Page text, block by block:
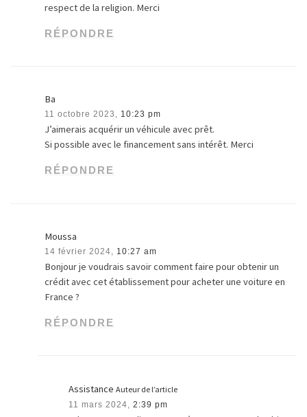
respect de la religion. Merci
RÉPONDRE
Ba
11 octobre 2023, 10:23 pm
J’aimerais acquérir un véhicule avec prêt.
Si possible avec le financement sans intérêt. Merci
RÉPONDRE
Moussa
14 février 2024, 10:27 am
Bonjour je voudrais savoir comment faire pour obtenir un
crédit avec cet établissement pour acheter une voiture en
France ?
RÉPONDRE
AssistanceAuteur de l’article
11 mars 2024, 2:39 pm